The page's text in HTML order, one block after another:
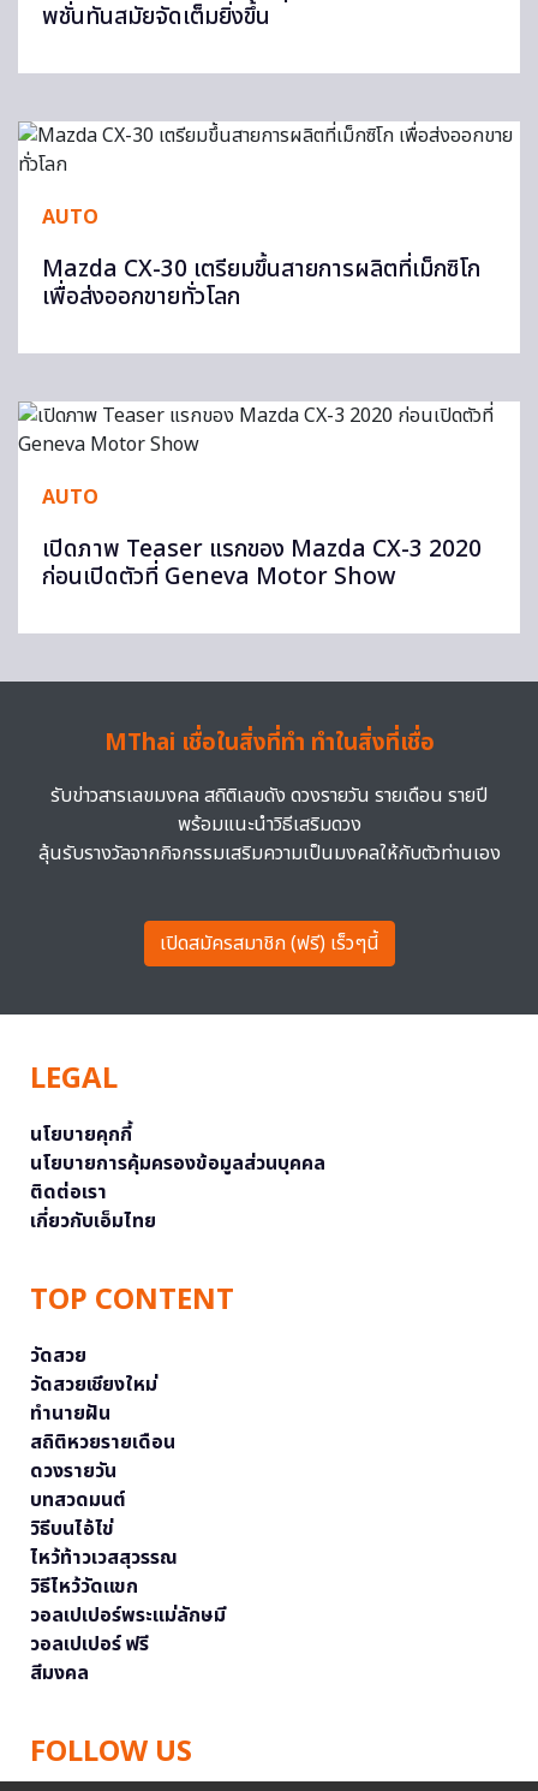
พชั่นทันสมัยจัดเต็มยิ่งขึ้น
AUTO
Mazda CX-30 เตรียมขึ้นสายการผลิตที่เม็กซิโก
เพื่อส่งออกขายทั่วโลก
AUTO
เปิดภาพ Teaser แรกของ Mazda CX-3 2020
ก่อนเปิดตัวที่ Geneva Motor Show
MThai เชื่อในสิ่งที่ทำ ทำในสิ่งที่เชื่อ
รับข่าวสารเลขมงคล สถิติเลขดัง ดวงรายวัน รายเดือน รายปี
พร้อมแนะนำวิธีเสริมดวง
ลุ้นรับรางวัลจากกิจกรรมเสริมความเป็นมงคลให้กับตัวท่านเอง
เปิดสมัครสมาชิก (ฟรี) เร็วๆนี้
LEGAL
นโยบายคุกกี้
นโยบายการคุ้มครองข้อมูลส่วนบุคคล
ติดต่อเรา
เกี่ยวกับเอ็มไทย
TOP CONTENT
วัดสวย
วัดสวยเชียงใหม่
ทำนายฝัน
สถิติหวยรายเดือน
ดวงรายวัน
บทสวดมนต์
วิธีบนไอ้ไข่
ไหว้ท้าวเวสสุวรรณ
วิธีไหว้วัดแขก
วอลเปเปอร์พระแม่ลักษมี
วอลเปเปอร์ ฟรี
สีมงคล
FOLLOW US